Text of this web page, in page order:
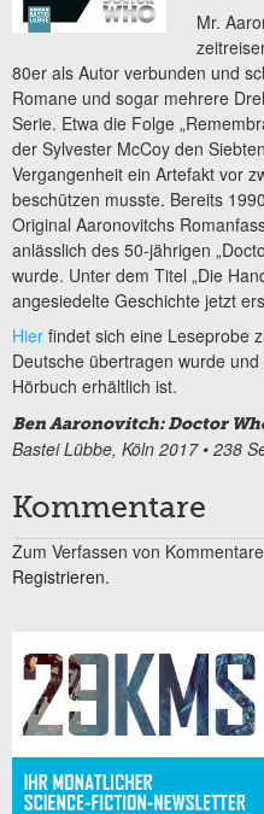
Mr.
80er als Autor verbunden und
Romane und sogar mehrere
Serie. Etwa die Folge
der Sylvester McCoy den
Vergangenheit ein Artefakt vor
beschützen musste. Bereits
Original Aaronovitchs
anlässlich des 50-jährigen
wurde. Unter dem Titel „Die
angesiedelte Geschichte jetzt
Hier findet sich eine Leseprobe
Deutsche übertragen wurde
Hörbuch erhältlich ist.
Ben Aaronovitch: Doctor
Bastei Lübbe, Köln 2017 • 238
Kommentare
Zum Verfassen von
Registrieren.